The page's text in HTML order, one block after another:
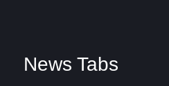
News Tabs